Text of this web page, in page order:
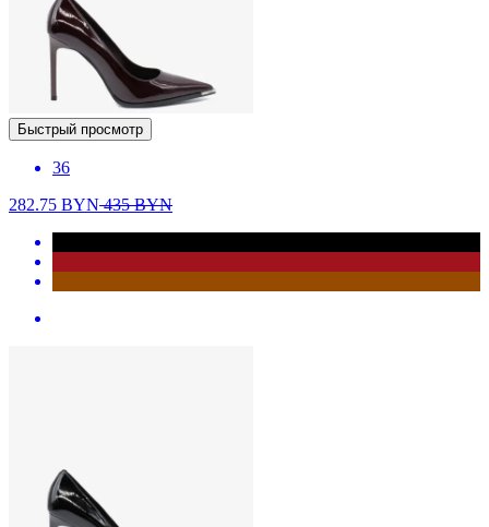
Быстрый просмотр
36
282.75 BYN435BYN